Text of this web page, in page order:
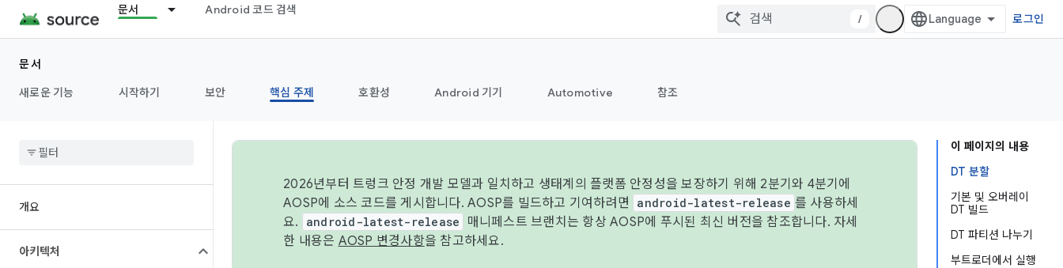
문서 Android 코드 검색
/ 로그인
문서
새로운 기능
시작하기 보안 핵심 주제 호환성 Android 기기 Automotive 참조
개요
아키텍처
이 페이지의 내용
DT 분할
기본 및 오버레이
DT 빌드
DT 파티션 나누기
부트로더에서 실행
2026년부터 트렁크 안정 개발 모델과 일치하고 생태계의 플랫폼 안정성을 보장하기 위해 2분기와 4분기에
AOSP에 소스 코드를 게시합니다. AOSP를 빌드하고 기여하려면
android-latest-release 를 사용하세
요.
android-latest-release
매니페스트 브랜치는 항상 AOSP에 푸시된 최신 버전을 참조합니다. 자세
한 내용은 AOSP 변경사항을 참고하세요.